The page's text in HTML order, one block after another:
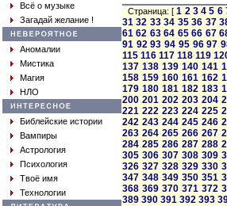
Всё о музыке
Загадай желание !
Аномалии
Мистика
Магия
НЛО
Библейские истории
Вампиры
Астрология
Психология
Твоё имя
Технологии
Страница: [1 2 3 4 5 6
31 32 33 34 35 36 37
61 62 63 64 65 66 67
91 92 93 94 95 96 97
115 116 117 118 119
137 138 139 140 141
158 159 160 161 162
179 180 181 182 183
200 201 202 203 204
221 222 223 224 225
242 243 244 245 246
263 264 265 266 267
284 285 286 287 288
305 306 307 308 309
326 327 328 329 330
347 348 349 350 351
368 369 370 371 372
389 390 391 392 393